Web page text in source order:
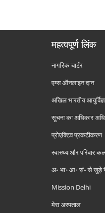
महत्वपूर्ण लिंक
नागरिक चार्टर
एम्स ऑनलाइन दान
अखिल भारतीय
सूचना का अधिकार
प्रोएक्टिव प्रकटीकरण
स्वास्थ्य और परिवार
अ॰ भा॰ आ॰ सं॰ से जुड़े
Mission Delhi
मेरा अस्पताल